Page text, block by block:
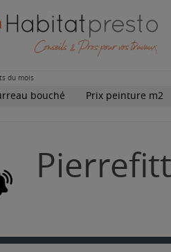
du mois
bouché Prix peinture m2